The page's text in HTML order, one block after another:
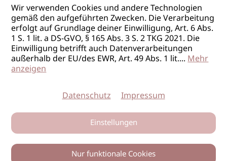
Wir verwenden Cookies und andere Technologien
gemäß den aufgeführten Zwecken. Die Verarbeitung
erfolgt auf Grundlage deiner Einwilligung, Art. 6 Abs.
1 S. 1 lit. a DS-GVO, § 165 Abs. 3 S. 2 TKG 2021. Die
Einwilligung betrifft auch Datenverarbeitungen
außerhalb der EU/des EWR, Art. 49 Abs. 1 lit....Mehr
anzeigen
Datenschutz Impressum
Einstellungen
Nur funktionale Cookies